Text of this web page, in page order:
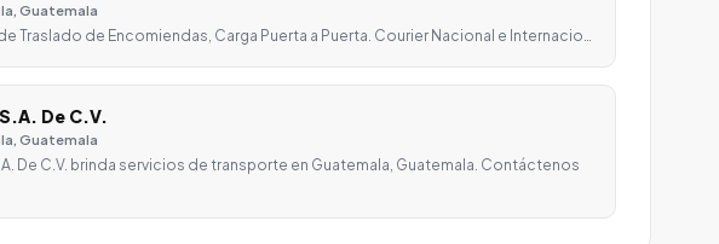
Guatemala
Traslado de Encomiendas, Carga Puerta a Puerta. Courier Nacional e Internacio…
De C.V.
Guatemala
De C.V. brinda servicios de transporte en Guatemala, Guatemala. Contáctenos